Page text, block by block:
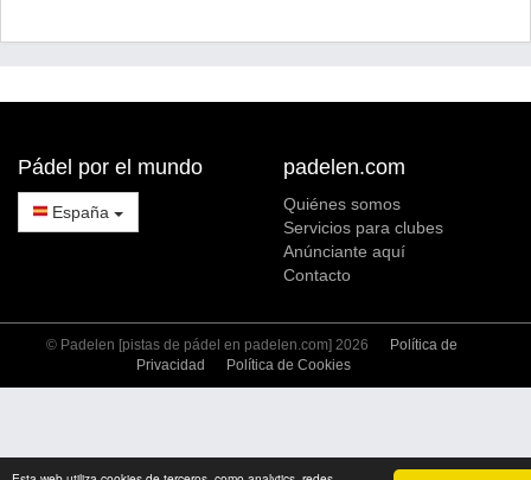
Pádel por el mundo
España
padelen.com
Quiénes somos
Servicios para clubes
Anúnciante aquí
Contacto
© Padelen [pistas de pádel en padelen.com] 2026
Política de
Privacidad
Política de Cookies